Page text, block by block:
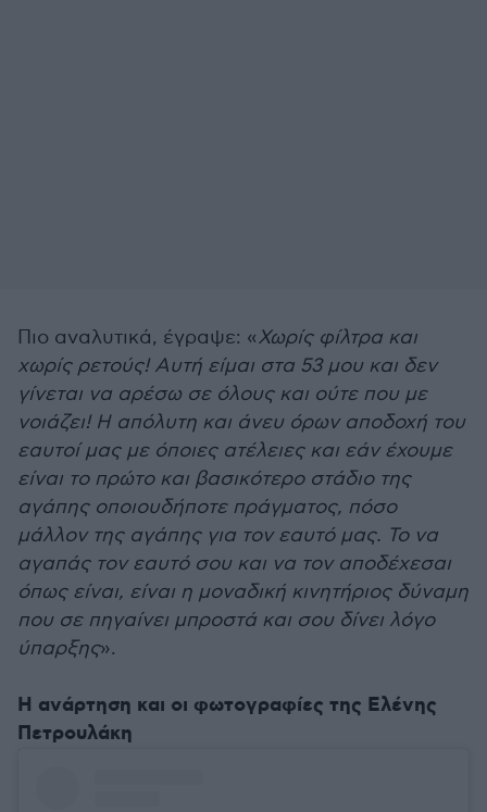
Πιο αναλυτικά, έγραψε: «Χωρίς φίλτρα και
χωρίς ρετούς! Αυτή είμαι στα 53 μου και δεν
γίνεται να αρέσω σε όλους και ούτε που με
νοιάζει! Η απόλυτη και άνευ όρων αποδοχή του
εαυτοί μας με όποιες ατέλειες και εάν έχουμε
είναι το πρώτο και βασικότερο στάδιο της
αγάπης οποιουδήποτε πράγματος, πόσο
μάλλον της αγάπης για τον εαυτό μας. Το να
αγαπάς τον εαυτό σου και να τον αποδέχεσαι
όπως είναι, είναι η μοναδική κινητήριος δύναμη
που σε πηγαίνει μπροστά και σου δίνει λόγο
ύπαρξης».
Η ανάρτηση και οι φωτογραφίες της Ελένης
Πετρουλάκη